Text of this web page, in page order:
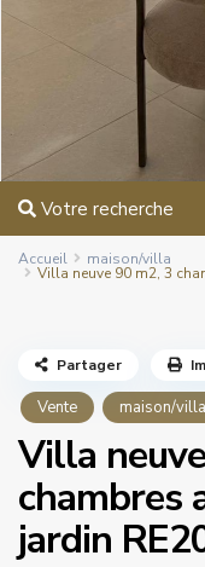
Votre recherche
Accueil maison/villa
Villa neuve 90 m2, 3
Vente maison/villa
Villa
chambres
jardin
Partager